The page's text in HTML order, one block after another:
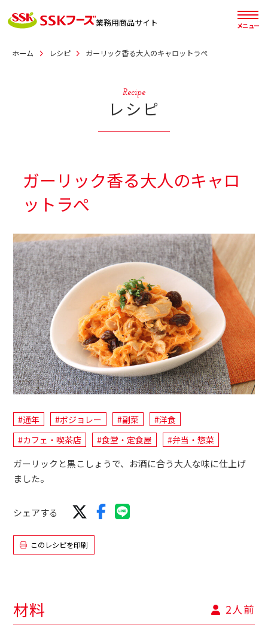
業務用商品サイト メニュー
ホーム レシピ ガーリック香る大人のキャロットラぺ
Recipe
レシピ
ガーリック香る大人のキャロ
ットラぺ
#通年 #ボジョレー #副菜
#洋食
#カフェ・喫茶店
#食堂・定食屋 #弁当・惣菜
ガーリックと黒こしょうで、お酒に合う大人な味に仕上げ
ました。
シェアする
このレシピを印刷
材料 2人前